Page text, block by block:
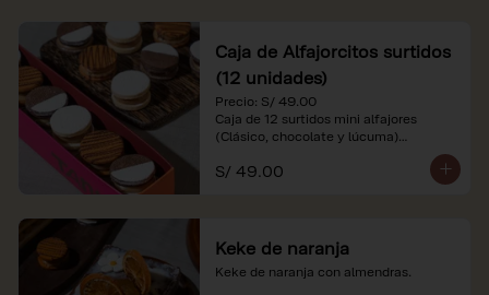
Caja de Alfajorcitos surtidos
(12 unidades)
Precio: S/ 49.00
Caja de 12 surtidos mini alfajores
(Clásico, chocolate y lúcuma)
*Nuestros precios están expresados en
S/ 49.00
Keke de naranja
Keke de naranja con almendras.